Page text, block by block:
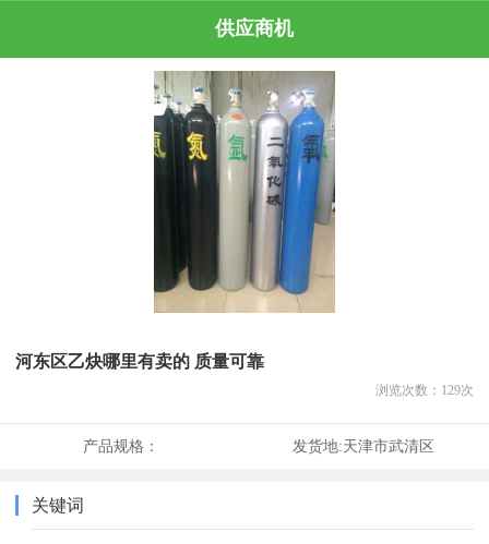
供应商机
河东区乙炔哪里有卖的 质量可靠
浏览次数： 129次
产品规格： 发货地:天津市武清区
关键词